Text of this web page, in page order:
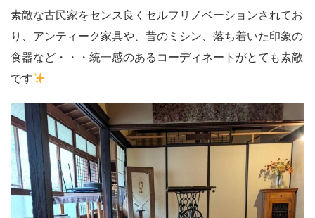
素敵な古民家をセンス良くセルフリノベーションされてお
り、アンティーク家具や、昔のミシン、落ち着いた印象の
食器など・・・統一感のあるコーディネートがとても素敵
です